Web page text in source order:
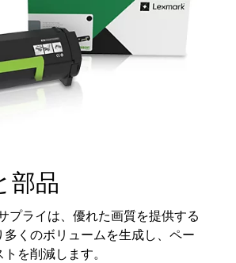
部品
プライは、優れた画質を提供する
多くのボリュームを生成し、ペー
を削減します。